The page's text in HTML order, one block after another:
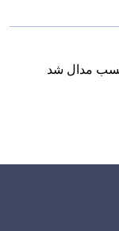
کسب مدال شد